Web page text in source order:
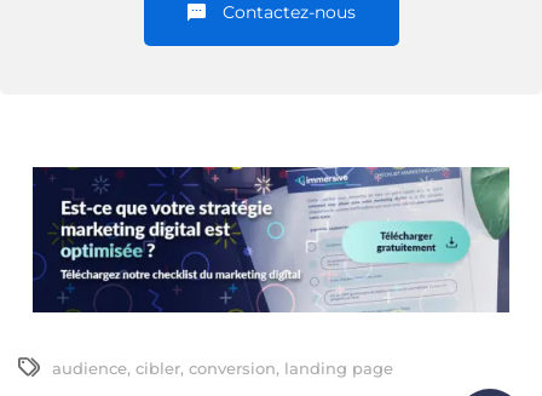
Contactez-nous
audience, cibler, conversion, landing page